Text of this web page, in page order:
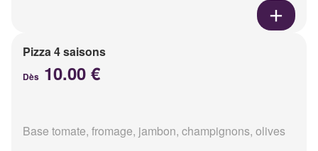
Pizza 4 saisons
Dès 10.00 €
Base tomate, fromage, jambon, champignons, olives